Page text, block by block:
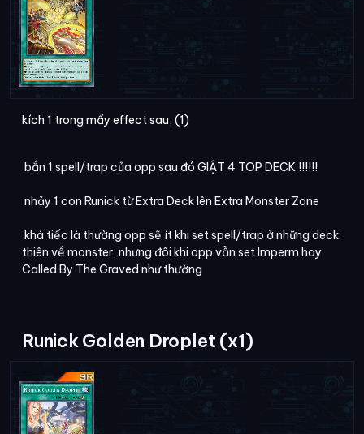
kích 1 trong mấy effect sau, (1)
bắn 1 spell/trap của opp sau đó GIẬT 4 TOP DECK !!!!!!
nhảy 1 con Runick từ Extra Deck lên Extra Monster Zone
khá tiếc là thường opp sẽ ít khi set spell/trap ở những deck
thiên về monster, nhưng đôi khi opp vẫn set Imperm hay
Called By The Graved như thường
Runick Golden Droplet (x1)